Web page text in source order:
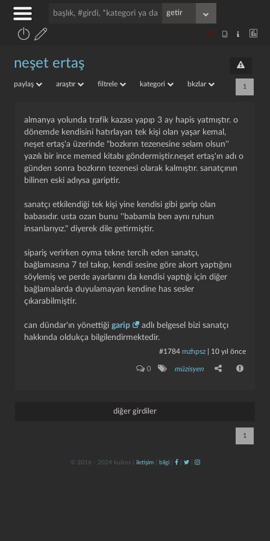
neşet ertaş
paylaş araştır filtrele kategori bkzlar 1
almanya yolunda trafik kazası yapıp 3 ay hapis yatmıştır. o
dönemde kendisini hatırlayan tek kişi olan yaşar kemal,
neşet ertaş'a üzerinde "bozkırın tezenesine selam olsun''
yazılı bir i̇nce memed kitabı göndermiştir.neşet ertaş'ın adı o
günden sonra bozkırın tezenesi olarak kalmıştır. sanatçının
bilinen eski adıysa gariptir.
sanatçı etkilendiği tek kişi yine kendisi gibi garip olan
babasıdır. usta ozan bunu ''babamla ben aynı ruhun
insanlarıyız." diyerek dile getirmiştir.
sipariş verirken oyma tekne tercih eden sanatçı,
bağlamasına 7 tel takıp, kendi sesine göre akort yaptığını
söylemiş ve perde ayarlarını da kendisi yaptığı için diğer
bağlamalarda duyulamayan kendine has sesler
çıkarabilmiştir.
can dündar'ın yönettiği garip
adlı belgesel bizi sanatçı
hakkında oldukça bilgilendirmektedir.
#1784 mzhpsz 10 yıl önce
0 müzisyen
diğer girdiler
1
© 2016 - 2024 kulzos | iletişim| bilgi| | |